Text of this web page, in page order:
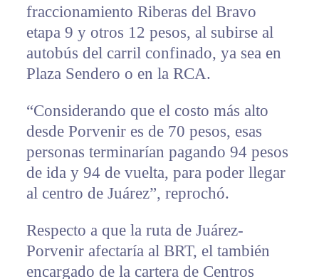
fraccionamiento Riberas del Bravo
etapa 9 y otros 12 pesos, al subirse al
autobús del carril confinado, ya sea en
Plaza Sendero o en la RCA.
“Considerando que el costo más alto
desde Porvenir es de 70 pesos, esas
personas terminarían pagando 94 pesos
de ida y 94 de vuelta, para poder llegar
al centro de Juárez”, reprochó.
Respecto a que la ruta de Juárez-
Porvenir afectaría al BRT, el también
encargado de la cartera de Centros